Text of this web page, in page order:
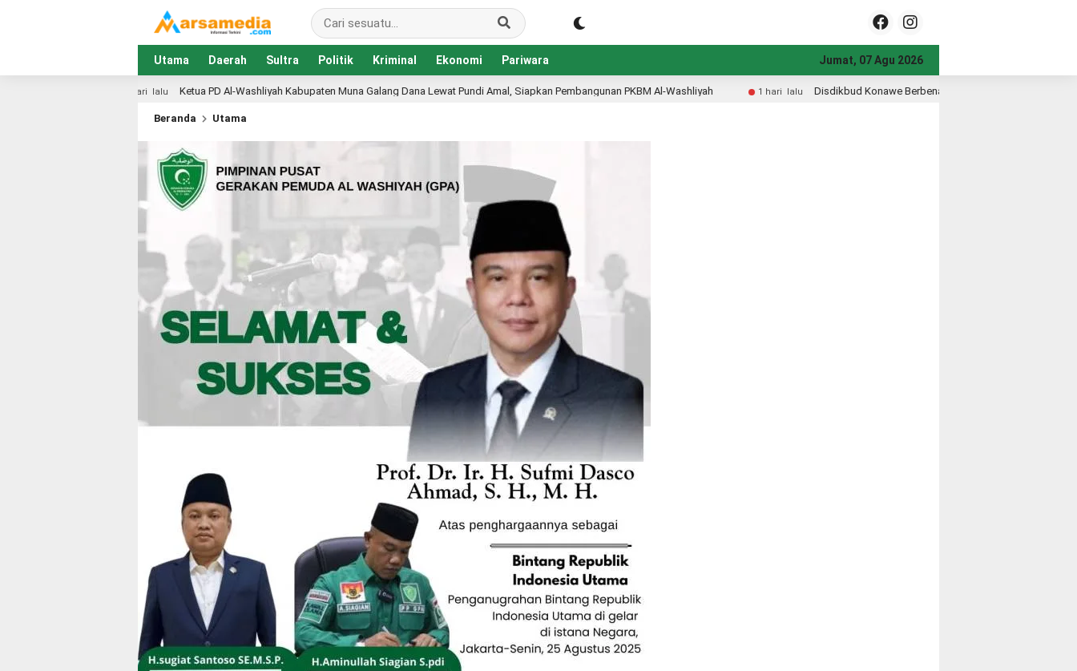
Utama Daerah Sultra Politik Kriminal Ekonomi Pariwara Jumat, 07 Agu 2026
Ketua PD Al-Washliyah Kabupaten Muna Galang Dana Lewat Pundi Amal, Siapkan Pembangunan PKBM Al-Washliyah 1 hari lalu Disdikbud Konawe Berbenah dari Halaman Kantor, Wujudkan Pelayanan Prima dan
Beranda Utama